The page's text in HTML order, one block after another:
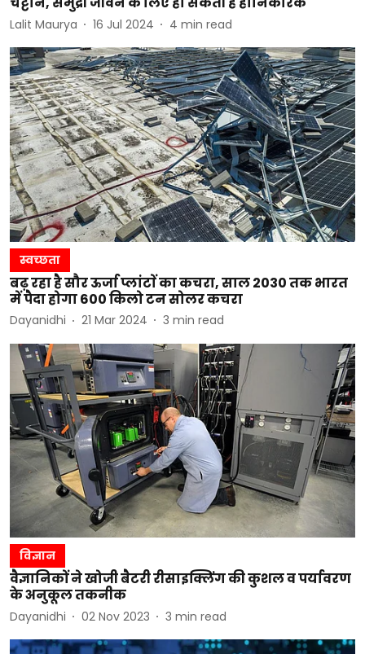
Lalit Maurya 16 Jul 2024 4 min read
स्वच्छता
बढ़ रहा है सौर ऊर्जा प्लांटाें का कचरा, साल 2030 तक भारत
में पैदा होगा 600 किलो टन सोलर कचरा
Dayanidhi 21 Mar 2024 3 min read
विज्ञान
वैज्ञानिकों ने खोजी बैटरी रीसाइक्लिंग की कुशल व पर्यावरण
के अनुकूल तकनीक
Dayanidhi 02 Nov 2023 3 min read